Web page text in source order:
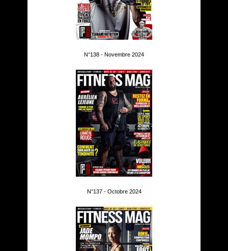
N°138 - Novembre 2024
N°137 - Octobre 2024